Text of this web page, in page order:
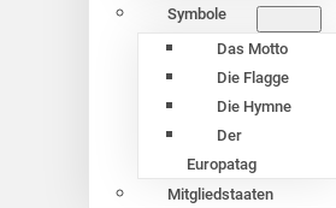
Symbole
Das Motto
Die Flagge
Die Hymne
Der
Europatag
Mitgliedstaaten